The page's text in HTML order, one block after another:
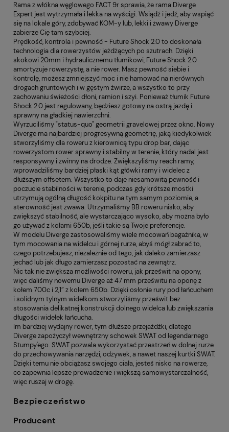
Rama z włókna węglowego FACT 9r sprawia, że rama Diverge
Expert jest wytrzymała i lekka na wyścigi. Wsiądź i jedź, aby wspiąć
się na lokale góry, zdobywać KOM-y lub, lekki i żwawy Diverge
zabierze Cię tam szybciej.
Prędkość, kontrola i pewność - Future Shock 2.0 to doskonała
technologia dla rowerzystów jeżdżących po szutrach. Dzięki
skokowi 20mm i hydraulicznemu tłumikowi, Future Shock 2.0
amortyzuje rowerzystę, a nie rower. Masz pewność siebie i
kontrolę, możesz zmniejszyć moc i nie hamować na nierównych
drogach gruntowych i w gęstym żwirze, a wszystko to przy
zachowaniu świeżości dłoni, ramion i szyi. Ponieważ tłumik Future
Shock 2.0 jest regulowany, będziesz gotowy na ostrą jazdę i
sprawny na gładkiej nawierzchni.
Wyrzuciliśmy "status-quo" geometrii gravelowej przez okno. Nowy
Diverge ma najbardziej progresywną geometrię, jaką kiedykolwiek
stworzyliśmy dla roweru z kierownicą typu drop bar, dając
rowerzystom rower sprawny i stabilny w terenie, który nadal jest
responsywny i zwinny na drodze. Zwiększyliśmy reach ramy,
wprowadziliśmy bardziej płaski kąt główki ramy i widelec z
dłuższym offsetem. Wszystko to daje niesamowitą pewność i
poczucie stabilności w terenie, podczas gdy krótsze mostki
utrzymują ogólną długość kokpitu na tym samym poziomie, a
sterowność jest żwawa. Utrzymaliśmy BB roweru nisko, aby
zwiększyć stabilność, ale wystarczająco wysoko, aby można było
go używać z kołami 650b, jeśli takie są Twoje preferencje.
W modelu Diverge zastosowaliśmy wiele mocowań bagażnika, w
tym mocowania na widelcu i górnej rurze, abyś mógł zabrać to,
czego potrzebujesz, niezależnie od tego, jak daleko zamierzasz
jechać lub jak długo zamierzasz pozostać na zewnątrz.
Nic tak nie zwiększa możliwości roweru, jak prześwit na opony,
więc daliśmy nowemu Diverge aż 47 mm prześwitu na oponę z
kołem 700c i 2,1” z kołem 650b. Dzięki osłonie rury pod łańcuchem
i solidnym tylnym widełkom stworzyliśmy prześwit bez
stosowania delikatnej konstrukcji dolnego widelca lub zwiększania
długości widełek łańcucha.
Im bardziej wydajny rower, tym dłuższe przejażdżki, dlatego
Diverge zapożyczył wewnętrzny schowek SWAT od legendarnego
Stumpy'ego. SWAT pozwala wykorzystać przestrzeń w dolnej rurze
do przechowywania narzędzi, odżywek, a nawet naszej kurtki SWAT.
Dzięki temu nie obciążasz swojego ciała, jesteś nisko na rowerze,
co zapewnia lepsze prowadzenie i większą samowystarczalność,
więc ruszaj w drogę.
Bezpieczeństwo
Producent